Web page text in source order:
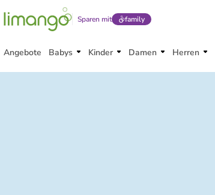
Sparen mit family
Angebote Babys Kinder Damen Herren